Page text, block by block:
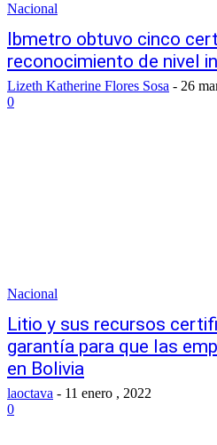
Nacional
Ibmetro obtuvo cinco
reconocimiento de nivel
Lizeth Katherine Flores Sosa - 26
0
Nacional
Litio y sus recursos
garantía para que las
en Bolivia
laoctava - 11 enero , 2022
0